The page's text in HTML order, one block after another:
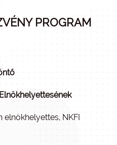
PROGRAM
elnökhelyettes, NKFI